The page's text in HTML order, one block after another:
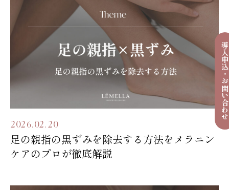
導入申込・
2026.02.20
足の親指の黒ずみを除去する方法をメラニン
ケアのプロが徹底解説